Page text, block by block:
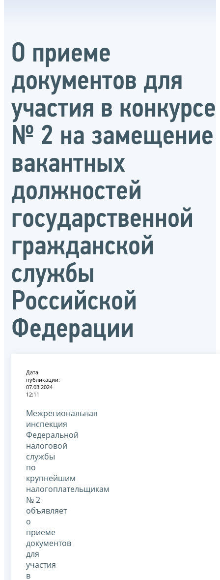
О приеме
документов для
участия в конкурсе
№ 2 на замещение
вакантных
должностей
государственной
гражданской
службы
Российской
Федерации
Дата
публикации:
07.03.2024
12:11
Межрегиональная
инспекция
Федеральной
налоговой
службы
по
крупнейшим
налогоплательщикам
№ 2
объявляет
о
приеме
документов
для
участия
в